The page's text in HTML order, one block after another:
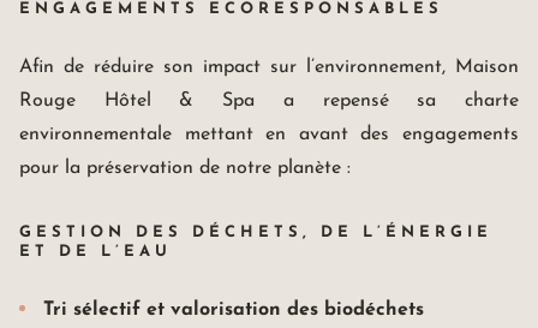
ENGAGEMENTS ECORESPONSABLES
Afin de réduire son impact sur l’environnement, Maison
Rouge Hôtel & Spa a repensé sa charte
environnementale mettant en avant des engagements
pour la préservation de notre planète :
GESTION DES DÉCHETS, DE L’ÉNERGIE
ET DE L’EAU
Tri sélectif et valorisation des biodéchets